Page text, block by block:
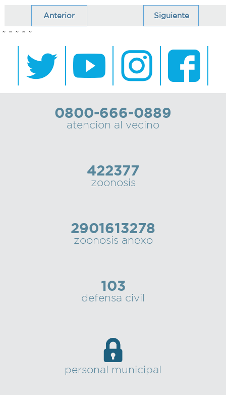
Anterior Siguiente
~ ~ ~ ~ ~
0800-666-0889
atencion al vecino
422377
zoonosis
2901613278
zoonosis anexo
103
defensa civil
personal municipal